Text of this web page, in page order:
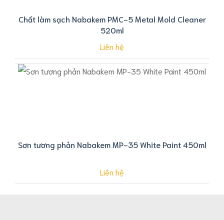
Chất làm sạch Nabakem PMC-5 Metal Mold Cleaner
520ml
Liên hệ
Sơn tương phản Nabakem MP-35 White Paint 450ml
Liên hệ